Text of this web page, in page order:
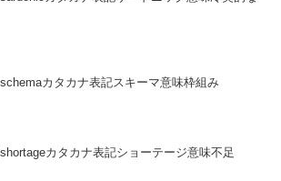
カタカナ表記スキーマ意味枠組み
カタカナ表記ショーテージ意味不足